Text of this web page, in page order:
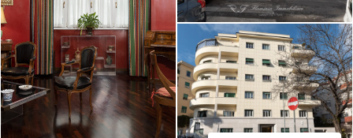
Daniele Raffaelli-
www.danieleraffaelli.com